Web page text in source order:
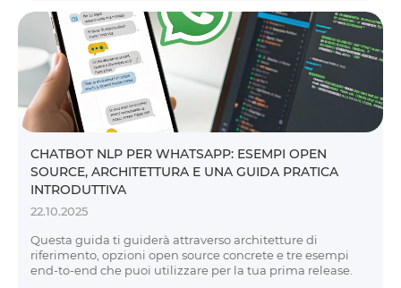
CHATBOT NLP PER WHATSAPP: ESEMPI OPEN
SOURCE, ARCHITETTURA E UNA GUIDA PRATICA
INTRODUTTIVA
22.10.2025
Questa guida ti guiderà attraverso architetture di
riferimento, opzioni open source concrete e tre esempi
end-to-end che puoi utilizzare per la tua prima release.